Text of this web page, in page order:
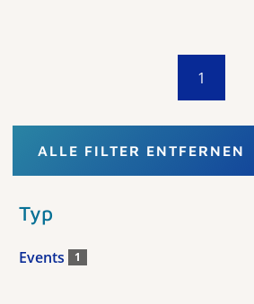
1
ALLE FILTER ENTFERNEN
Typ
Events 1